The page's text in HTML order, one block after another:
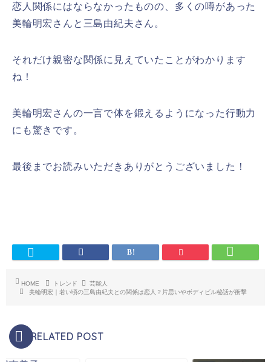
恋人関係にはならなかったものの、多くの噂があった
美輪明宏さんと三島由紀夫さん。
それだけ親密な関係に見えていたことがわかります
ね！
美輪明宏さんの一言で体を鍛えるようになった行動力
にも驚きです。
最後までお読みいただきありがとうございました！
HOME トレンド
芸能人
美輪明宏｜若い頃の三島由紀夫との関係は恋人？片思いやボディビル秘話が衝撃
RELATED POST